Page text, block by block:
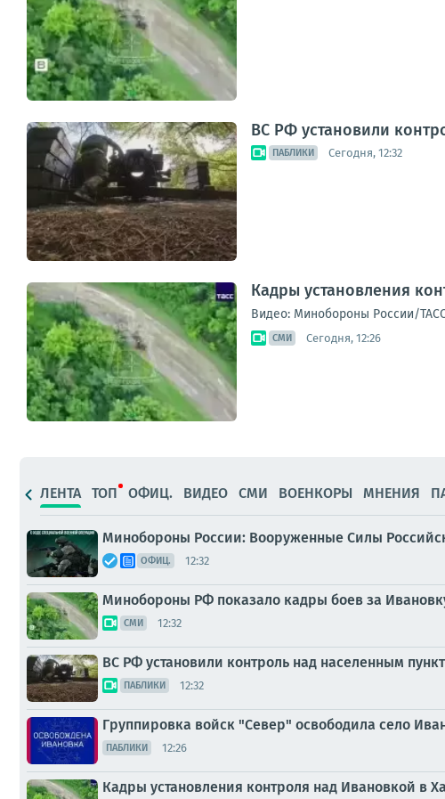
ВС РФ установили
ПАБЛИКИ Сегодня, 12:32
Кадры установления
Видео: Минобороны России/
СМИ Сегодня, 12:26
ЛЕНТА ТОП ОФИЦ. ВИДЕО СМИ ВОЕНКОРЫ МНЕНИЯ
Минобороны России: Вооруженные Силы
ОФИЦ. 12:32
Минобороны РФ показало кадры боев за
СМИ 12:32
ВС РФ установили контроль над населенным
ПАБЛИКИ 12:32
Группировка войск "Север" освободила село
ПАБЛИКИ 12:26
Кадры установления контроля над Ивановкой в